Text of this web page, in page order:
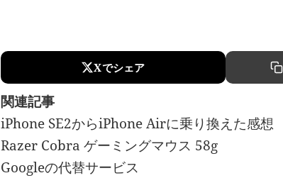
Xでシェア
関連記事
iPhone SE2からiPhone Airに乗り換えた感想
Razer Cobra ゲーミングマウス 58g
Googleの代替サービス